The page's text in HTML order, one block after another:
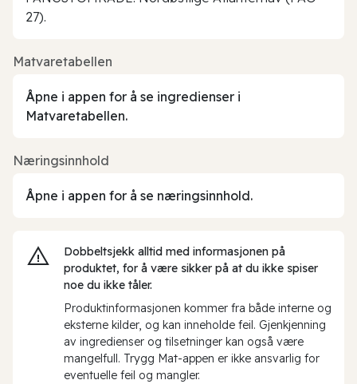
27).
Matvaretabellen
Åpne i appen for å se ingredienser i
Matvaretabellen.
Næringsinnhold
Åpne i appen for å se næringsinnhold.
Dobbeltsjekk alltid med informasjonen på
produktet, for å være sikker på at du ikke spiser
noe du ikke tåler.
Produktinformasjonen kommer fra både interne og
eksterne kilder, og kan inneholde feil. Gjenkjenning
av ingredienser og tilsetninger kan også være
mangelfull. Trygg Mat-appen er ikke ansvarlig for
eventuelle feil og mangler.